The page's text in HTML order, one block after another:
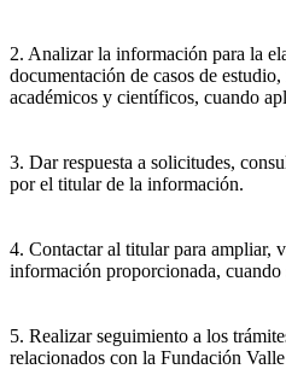
2. Analizar la información para la
documentación de casos de
académicos y científicos, cuando
3. Dar respuesta a solicitudes,
por el titular de la información.
4. Contactar al titular para ampliar,
información proporcionada, cuando
5. Realizar seguimiento a los
relacionados con la Fundación